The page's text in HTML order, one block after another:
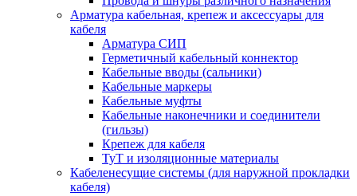
Арматура кабельная, крепеж и аксессуары для
кабеля
Арматура СИП
Герметичный кабельный коннектор
Кабельные вводы (сальники)
Кабельные маркеры
Кабельные муфты
Кабельные наконечники и соединители
(гильзы)
Крепеж для кабеля
ТуТ и изоляционные материалы
Кабеленесущие системы (для наружной прокладки
кабеля)